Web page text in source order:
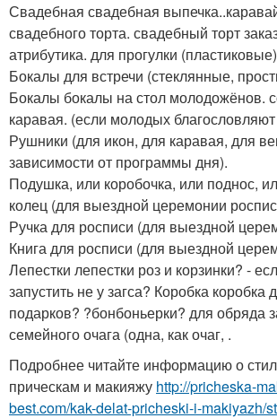
Свадебная свадебная
свадебного торта. свадебный торт
атрибутика. для прогулки
Бокалы для встречи (стеклянные,
Бокалы бокалы на стол молодожёнов.
каравая. (если молодых
Рушники (для икон, для каравая, для
зависимости от программы дня).
Подушка, или коробочка, или поднос,
колец (для выездной церемонии
Ручка для росписи (для выездной
Книга для росписи (для выездной
Лепестки лепестки роз и корзинки? -
запустить не у загса? Коробка
подарков? ?бонбоньерки? для обряда
семейного очага (одна, как очаг, .
Подробнее читайте информацию о
прическам и макияжу http://pricheska-
best.com/kak-delat-pricheski-i-makiyazh/